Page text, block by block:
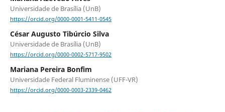
Universidade de Brasília (UnB)
https://orcid.org/0000-0001-5411-0545
César Augusto Tibúrcio Silva
Universidade de Brasília (UnB)
https://orcid.org/0000-0002-5717-9502
Mariana Pereira Bonfim
Universidade Federal Fluminense (UFF-VR)
https://orcid.org/0000-0003-2339-0462